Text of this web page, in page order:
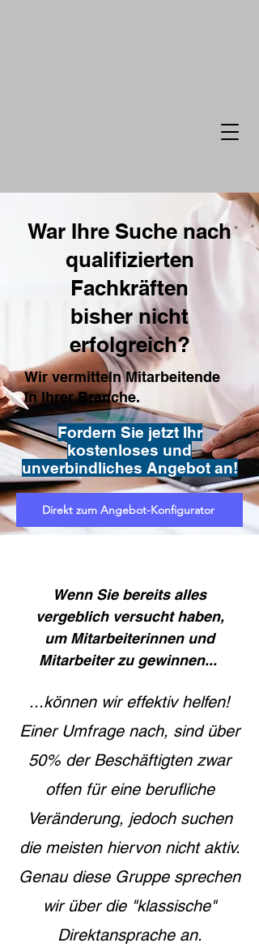
War Ihre Suche nach
qualifizierten
Fachkräften
bisher nicht
erfolgreich?
Wir vermitteln Mitarbeitende
in Ihrer Branche.
Fordern Sie jetzt Ihr
kostenloses und
unverbindliches Angebot an!
Direkt zum Angebot-Konfigurator
Wenn Sie bereits alles
vergeblich versucht haben,
um Mitarbeiterinnen und
Mitarbeiter zu gewinnen...
...können wir effektiv helfen!
Einer Umfrage nach, sind über
50% der Beschäftigten zwar
offen für eine berufliche
Veränderung, jedoch suchen
die meisten hiervon nicht aktiv.
Genau diese Gruppe sprechen
wir über die "klassische"
Direktansprache an.